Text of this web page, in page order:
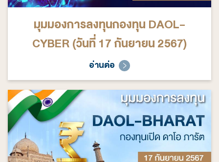
มุมมองการลงทุนกองทุน DAOL-
CYBER (วันที่ 17 กันยายน 2567)
อ่านต่อ